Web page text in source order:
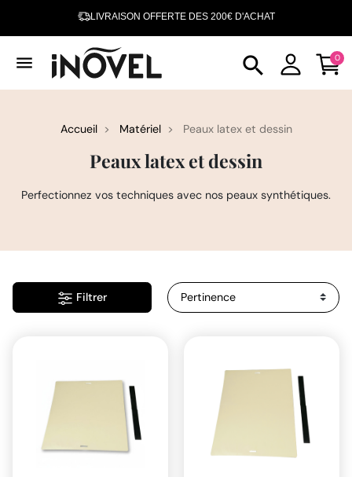
LIVRAISON OFFERTE DES 200€ D'ACHAT
menu search 0
Accueil Matériel Peaux latex et dessin
Peaux latex et dessin
Perfectionnez vos techniques avec nos peaux synthétiques.
Filtrer